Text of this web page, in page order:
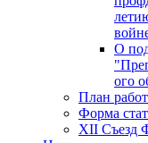
О
ого
План
Форма
XII Съезд